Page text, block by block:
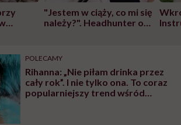
"Jestem w ciąży, co mi się
należy?". Headhunter o
pracy
POLECAMY
Rihanna: „Nie piłam drinka przez
cały rok”. I nie tylko ona. To coraz
popularniejszy trend wśród